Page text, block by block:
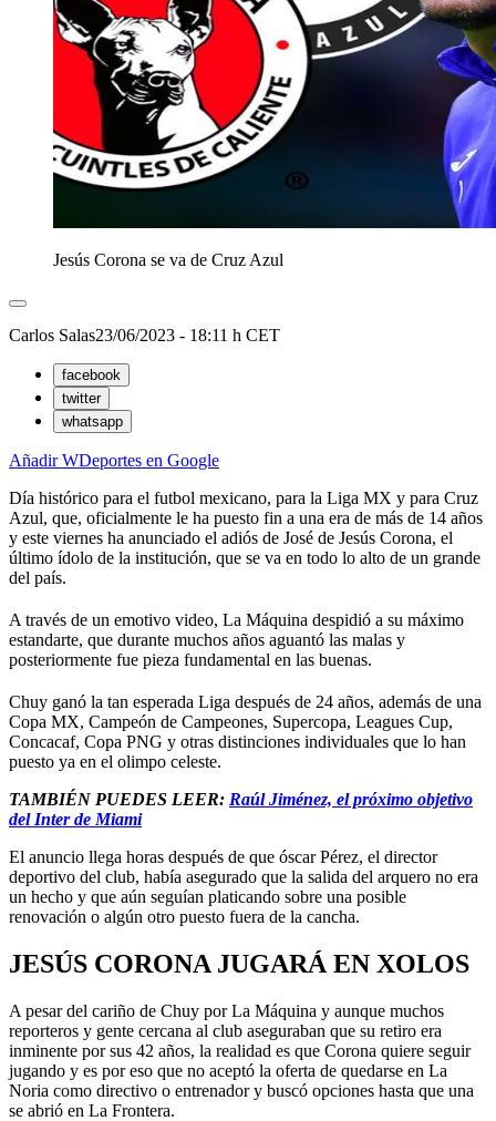
Jesús Corona se va de Cruz Azul
Carlos Salas23/06/2023 - 18:11 h CET
facebook
twitter
whatsapp
Añadir WDeportes en Google
Día histórico para el futbol mexicano, para la Liga MX y para Cruz
Azul, que, oficialmente le ha puesto fin a una era de más de 14 años
y este viernes ha anunciado el adiós de José de Jesús Corona, el
último ídolo de la institución, que se va en todo lo alto de un grande
del país.
A través de un emotivo video, La Máquina despidió a su máximo
estandarte, que durante muchos años aguantó las malas y
posteriormente fue pieza fundamental en las buenas.
Chuy ganó la tan esperada Liga después de 24 años, además de una
Copa MX, Campeón de Campeones, Supercopa, Leagues Cup,
Concacaf, Copa PNG y otras distinciones individuales que lo han
puesto ya en el olimpo celeste.
TAMBIÉN PUEDES LEER: Raúl Jiménez, el próximo objetivo
del Inter de Miami
El anuncio llega horas después de que óscar Pérez, el director
deportivo del club, había asegurado que la salida del arquero no era
un hecho y que aún seguían platicando sobre una posible
renovación o algún otro puesto fuera de la cancha.
JESÚS CORONA JUGARÁ EN XOLOS
A pesar del cariño de Chuy por La Máquina y aunque muchos
reporteros y gente cercana al club aseguraban que su retiro era
inminente por sus 42 años, la realidad es que Corona quiere seguir
jugando y es por eso que no aceptó la oferta de quedarse en La
Noria como directivo o entrenador y buscó opciones hasta que una
se abrió en La Frontera.